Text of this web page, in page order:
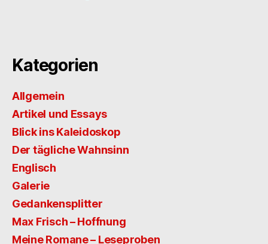
Kategorien
Allgemein
Artikel und Essays
Blick ins Kaleidoskop
Der tägliche Wahnsinn
Englisch
Galerie
Gedankensplitter
Max Frisch – Hoffnung
Meine Romane – Leseproben